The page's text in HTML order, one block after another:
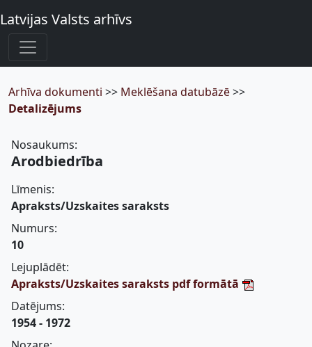
Latvijas Valsts arhīvs
Arhīva dokumenti >> Meklēšana datubāzē>>
Detalizējums
Nosaukums:
Arodbiedrība
Līmenis:
Apraksts/Uzskaites saraksts
Numurs:
10
Lejuplādēt:
Apraksts/Uzskaites saraksts pdf formātā
Datējums:
1954 - 1972